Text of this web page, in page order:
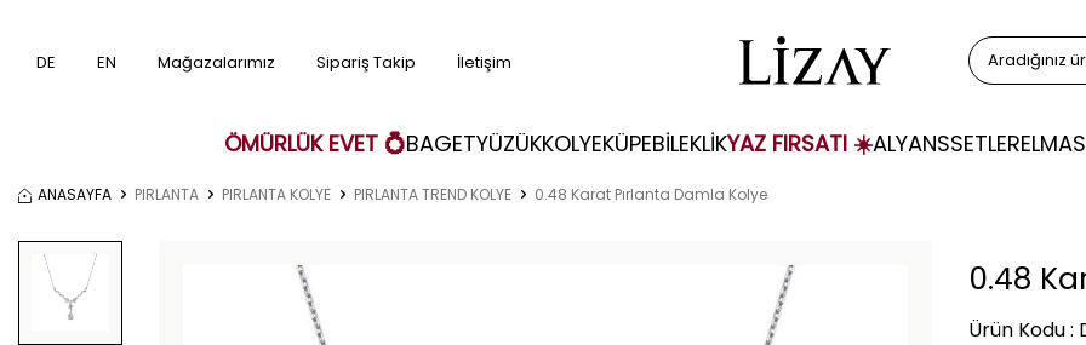
DE EN Mağazalarımız Sipariş Takip İletişim
ÖMÜRLÜK EVET 💍BAGETYÜZÜKKOLYEKÜPEBİLEKLİKYAZ FIRSATI ☀️ALYANSSETLERELMAS
ANASAYFA PIRLANTA PIRLANTA KOLYE PIRLANTA TREND KOLYE 0.48 Karat Pırlanta Damla Kolye
0.48
Ürün Kodu :